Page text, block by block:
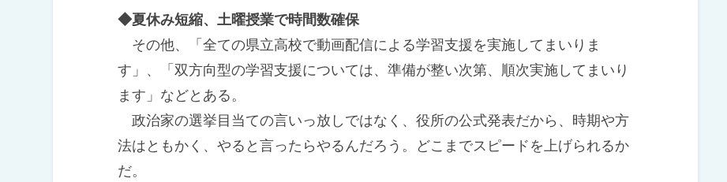
◆夏休み短縮、土曜授業で時間数確保
その他、「全ての県立高校で動画配信による学習支援を実施してまいりま
す」、「双方向型の学習支援については、準備が整い次第、順次実施してまいり
ます」などとある。
政治家の選挙目当ての言いっ放しではなく、役所の公式発表だから、時期や方
法はともかく、やると言ったらやるんだろう。どこまでスピードを上げられるか
だ。